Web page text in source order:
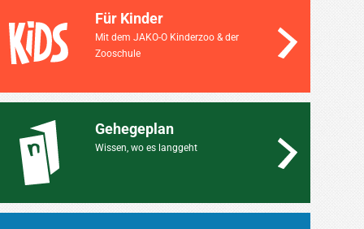
Für Kinder
Mit dem JAKO-O Kinderzoo & der
Zooschule
Gehegeplan
Wissen, wo es langgeht